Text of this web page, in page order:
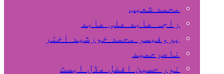
محمد شعیب
راجہ عابد علی عابد
پروفیسر محمد خورشید اختر
ناصرحمید
نور حسین افضل مڈل ایسٹ